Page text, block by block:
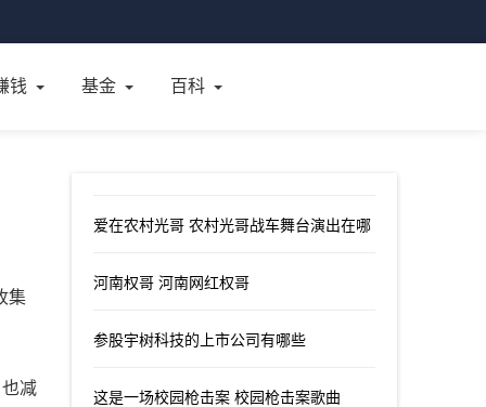
钱 基金 百科
集
减
爱在农村光哥 农村光哥战车舞台演出在哪
河南权哥 河南网红权哥
参股宇树科技的上市公司有哪些
这是一场校园枪击案 校园枪击案歌曲